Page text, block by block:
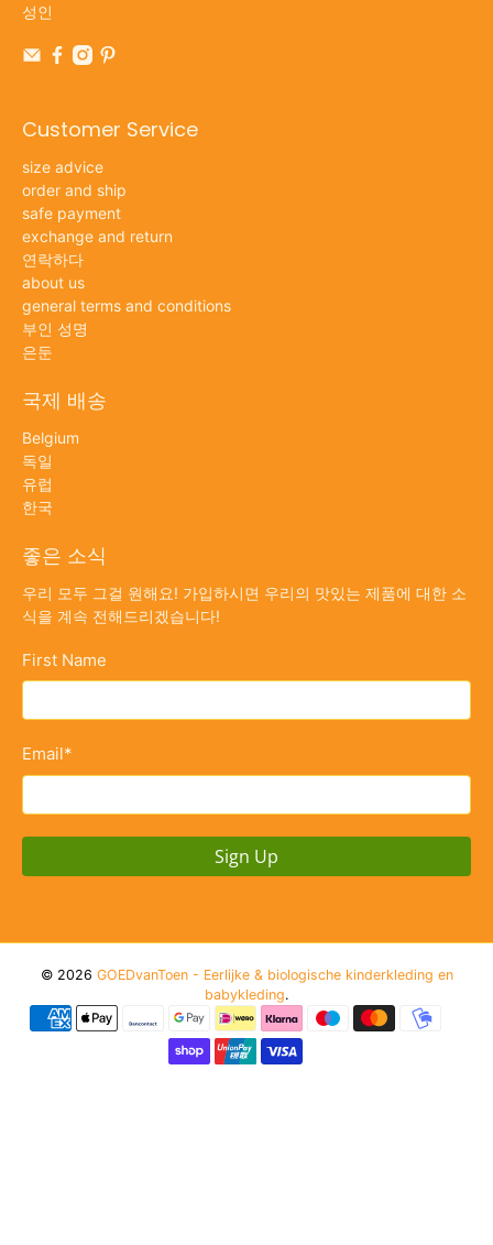
성인
Customer Service
size advice
order and ship
safe payment
exchange and return
연락하다
about us
general terms and conditions
부인 성명
은둔
국제 배송
Belgium
독일
유럽
한국
좋은 소식
우리 모두 그걸 원해요! 가입하시면 우리의 맛있는 제품에 대한 소
식을 계속 전해드리겠습니다!
First Name
Email*
Sign Up
© 2026 GOEDvanToen - Eerlijke & biologische kinderkleding en
babykleding.